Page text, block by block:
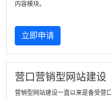
内容模块。
立即申请
营口营销型网站建设
营销型网站建设一直以来是备受营